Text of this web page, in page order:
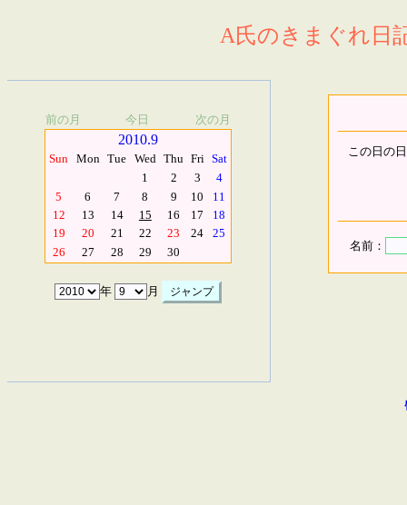
A氏のきまぐれ日
前の月 今日 次の月
2010.9
Sun Mon Tue Wed Thu Fri Sat
1
2 3
4
5
6 7 8 9 10
11
12
13 14 15 16 17
18
19
20 21 22 23 24
25
26
27 28 29 30
年 月
この日の
名前：